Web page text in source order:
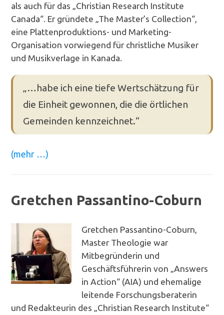
als auch für das „Christian Research Institute
Canada“. Er gründete „The Master’s Collection“,
eine Plattenproduktions- und Marketing-
Organisation vorwiegend für christliche Musiker
und Musikverlage in Kanada.
„…habe ich eine tiefe Wertschätzung für
die Einheit gewonnen, die die örtlichen
Gemeinden kennzeichnet.“
(mehr …)
Gretchen Passantino-Coburn
Gretchen Passantino-Coburn,
Master Theologie war
Mitbegründerin und
Geschäftsführerin von „Answers
in Action“ (AIA) und ehemalige
leitende Forschungsberaterin
und Redakteurin des „Christian Research Institute“